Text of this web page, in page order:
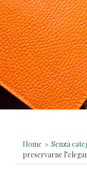
Home » Senza
preservarne